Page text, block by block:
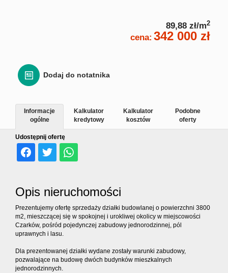
89,88 zł/m2
cena: 342 000 zł
Dodaj do notatnika
Udostępnij ofertę
Informacje
ogólne
Kalkulator
kredytowy
Kalkulator
kosztów
Podobne
oferty
Opis nieruchomości
Prezentujemy ofertę sprzedaży działki budowlanej o powierzchni 3800
m2, mieszczącej się w spokojnej i urokliwej okolicy w miejscowości
Czarków, pośród pojedynczej zabudowy jednorodzinnej, pól
uprawnych i lasu.
Dla prezentowanej działki wydane zostały warunki zabudowy,
pozwalające na budowę dwóch budynków mieszkalnych
jednorodzinnych.